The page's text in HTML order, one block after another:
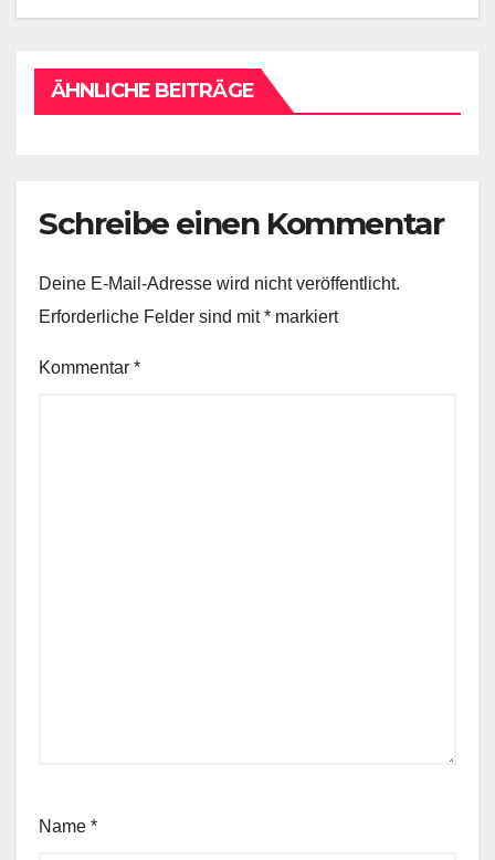
ÄHNLICHE BEITRÄGE
Schreibe einen Kommentar
Deine E-Mail-Adresse wird nicht veröffentlicht.
Erforderliche Felder sind mit* markiert
Kommentar *
Name *